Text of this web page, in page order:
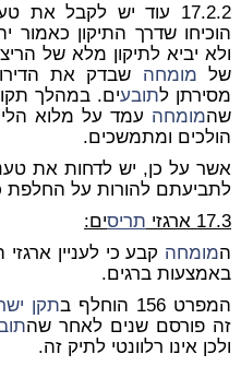
17.2.2 עוד יש לקבל את טענת ה
הוכיחו שדרך התיקון כאמור
ולא יביא לתיקון מלא של
של מומחה
מסירתן לתובעים. במהלך
שהמומחה עמד על מלוא
הולכים ומתמשכים.
אשר על כן, יש לדחות את
לתביעתם להורות על החלפת
17.3 ארגזי
תריסים:
המומחה קבע כי לעניין ארגזי
באמצעות ברגים.
המפרט 156 הוחלף ב
תקן
זה פורסם שנים לאחר שה
ולכן אינו רלוונטי לתיק זה.